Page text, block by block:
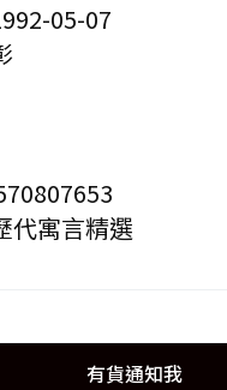
05-07
代寓言精選
有貨通知我